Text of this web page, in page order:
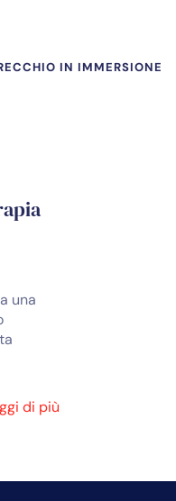
IN IMMERSIONE
una
di più